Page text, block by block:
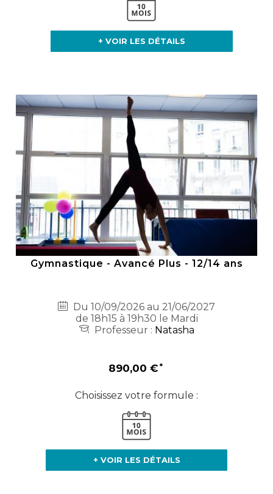
+ VOIR LES DÉTAILS
Gymnastique - Avancé Plus - 12/14 ans
Du 10/09/2026 au 21/06/2027
de 18h15 à 19h30 le Mardi
Professeur : Natasha
890,00 €
Choisissez votre formule :
+ VOIR LES DÉTAILS